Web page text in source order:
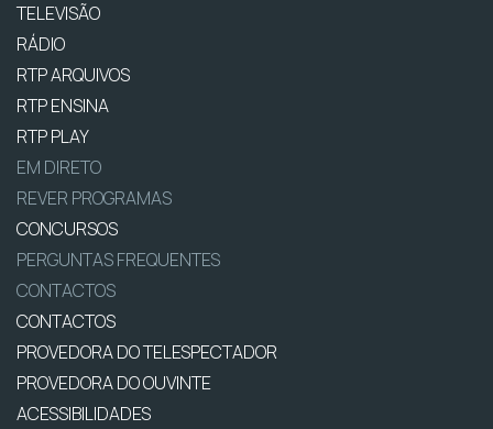
TELEVISÃO
RÁDIO
RTP ARQUIVOS
RTP ENSINA
RTP PLAY
EM DIRETO
REVER PROGRAMAS
CONCURSOS
PERGUNTAS FREQUENTES
CONTACTOS
CONTACTOS
PROVEDORA DO TELESPECTADOR
PROVEDORA DO OUVINTE
ACESSIBILIDADES